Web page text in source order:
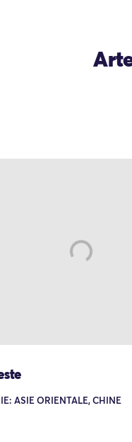
ASIE ORIENTALE, CHINE